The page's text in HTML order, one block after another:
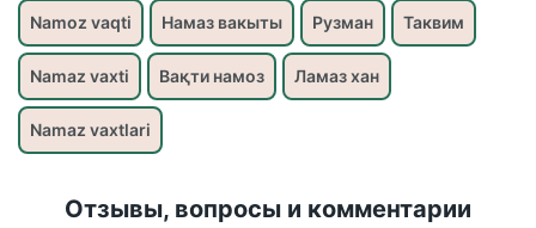
Namoz vaqti Намаз вакыты Рузман Таквим
Namaz vaxti Вақти намоз Ламаз хан
Namaz vaxtlari
Отзывы, вопросы и комментарии